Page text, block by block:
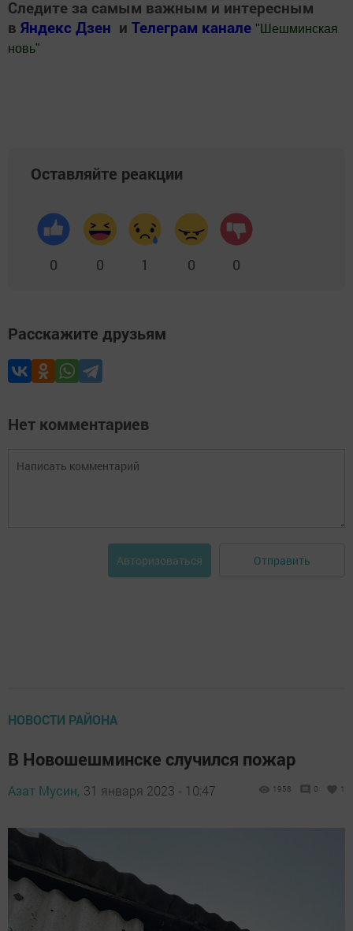
Следите за самым важным и интересным
в Яндекс Дзен и Телеграм канале " Шешминская
новь"
Оставляйте реакции
0 0 1 0 0
Расскажите друзьям
Нет комментариев
Авторизоваться Отправить
НОВОСТИ РАЙОНА
В Новошешминске случился пожар
Азат Мусин, 31 января 2023 - 10:47 1958 0 1